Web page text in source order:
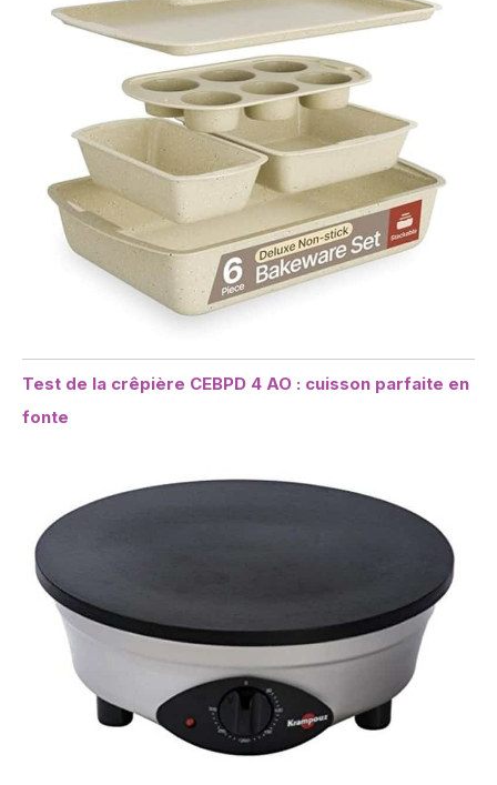
Test de la crêpière CEBPD 4 AO : cuisson parfaite en
fonte